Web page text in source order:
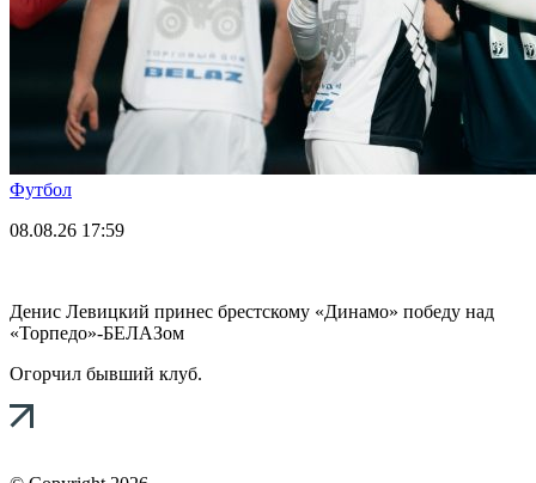
Футбол
08.08.26 17:59
Денис Левицкий принес брестскому «Динамо» победу над
«Торпедо»-БЕЛАЗом
Огорчил бывший клуб.